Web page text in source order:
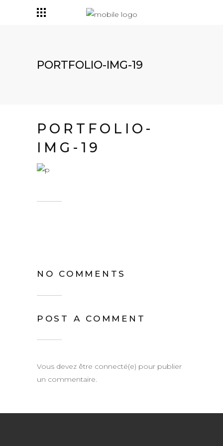
PORTFOLIO-IMG-19
PORTFOLIO-
IMG-19
NO COMMENTS
POST A COMMENT
Vous devez être connecté(e) pour publier
un commentaire.